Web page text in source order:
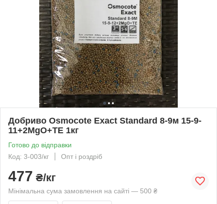
Добриво Osmocote Exact Standard 8-9м 15-9-
11+2MgO+TE 1кг
Готово до відправки
Код: 3-003/кг
Опт і роздріб
477 ₴/кг
Мінімальна сума замовлення на сайті — 500 ₴